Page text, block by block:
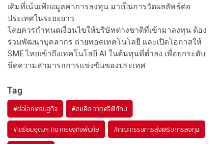
เดิมที่เน้นเพียงมูลค่าการลงทุน มาเป็นการวัดผลลัพธ์ต่อ
ประเทศในระยะยาว
โดยควรกำหนดเงื่อนไขให้บริษัทต่างชาติที่เข้ามาลงทุน ต้อง
ร่วมพัฒนาบุคลากร ถ่ายทอดเทคโนโลยี และเปิดโอกาสให้
SME ไทยเข้าถึงเทคโนโลยี AI ในต้นทุนที่ต่ำลง เพื่อยกระดับ
ขีดความสามารถการแข่งขันของประเทศ
Tag
#ย่อโลกเศรษฐกิจ #สมคิด จาตุศรีพิทักษ์
#เตรียมอุดมฯ คิด เศรษฐกิจพ้นภัย #คณะกรรมการส่งเสริมการลงทุน